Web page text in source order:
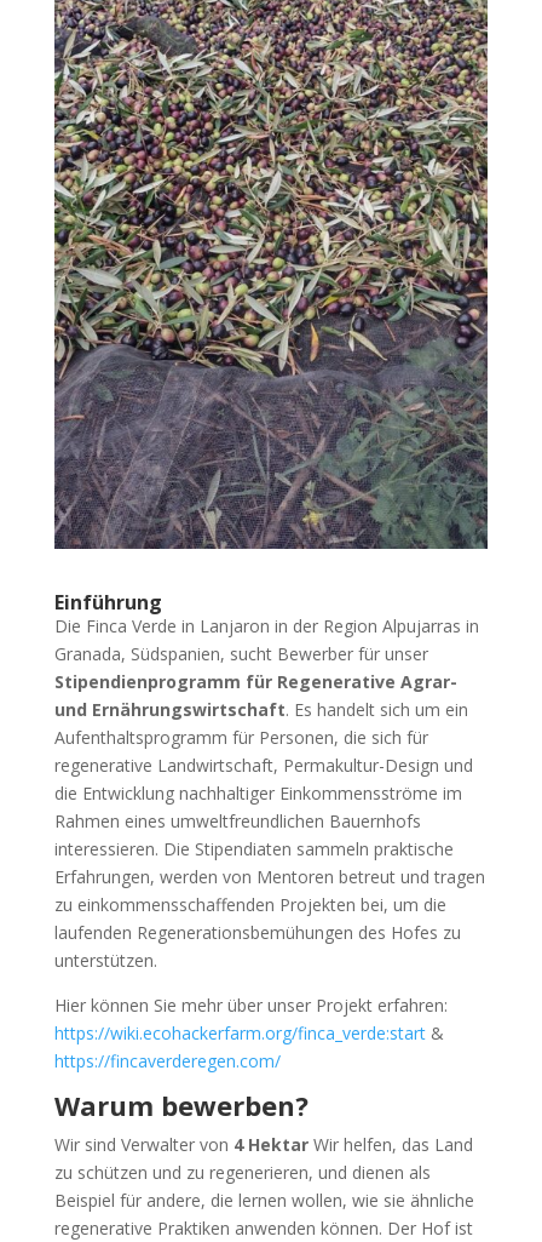
Einführung
Die Finca Verde in Lanjaron in der Region Alpujarras in
Granada, Südspanien, sucht Bewerber für unser
Stipendienprogramm für Regenerative Agrar-
und Ernährungswirtschaft. Es handelt sich um ein
Aufenthaltsprogramm für Personen, die sich für
regenerative Landwirtschaft, Permakultur-Design und
die Entwicklung nachhaltiger Einkommensströme im
Rahmen eines umweltfreundlichen Bauernhofs
interessieren. Die Stipendiaten sammeln praktische
Erfahrungen, werden von Mentoren betreut und tragen
zu einkommensschaffenden Projekten bei, um die
laufenden Regenerationsbemühungen des Hofes zu
unterstützen.
Hier können Sie mehr über unser Projekt erfahren:
https://wiki.ecohackerfarm.org/finca_verde:start&
https://fincaverderegen.com/
Warum bewerben?
Wir sind Verwalter von 4 HektarWir helfen, das Land
zu schützen und zu regenerieren, und dienen als
Beispiel für andere, die lernen wollen, wie sie ähnliche
regenerative Praktiken anwenden können. Der Hof ist